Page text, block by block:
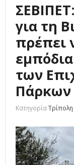
για τη
πρέπει
των
Πάρκων
ΚατηγορίαΤρίπολη